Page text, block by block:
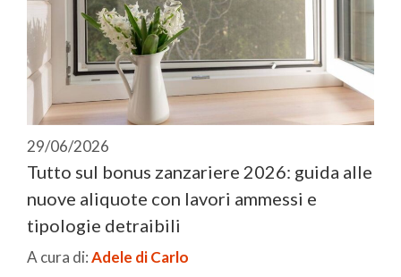
29/06/2026
Tutto sul bonus zanzariere 2026: guida alle
nuove aliquote con lavori ammessi e
tipologie detraibili
A cura di:Adele di Carlo